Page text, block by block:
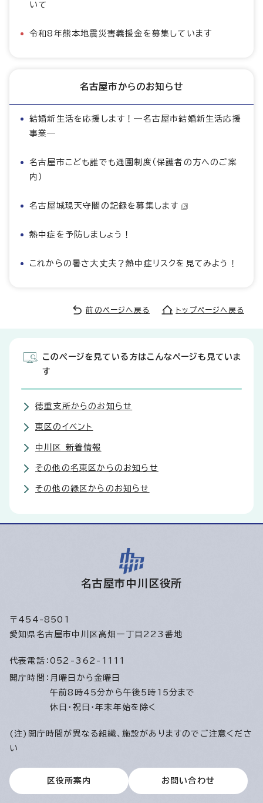
いて
令和8年熊本地震災害義援金を募集しています
名古屋市からのお知らせ
結婚新生活を応援します！―名古屋市結婚新生活応援
事業―
名古屋市こども誰でも通園制度（保護者の方へのご案
内）
名古屋城現天守閣の記録を募集します
熱中症を予防しましょう！
これからの暑さ大丈夫？熱中症リスクを見てみよう！
前のページへ戻る トップページへ戻る
このページを見ている方はこんなページも見ていま
す
徳重支所からのお知らせ
東区のイベント
中川区 新着情報
その他の名東区からのお知らせ
その他の緑区からのお知らせ
名古屋市中川区役所
〒454-8501
愛知県名古屋市中川区高畑一丁目223番地
代表電話： 052-362-1111
開庁時間： 月曜日から金曜日
午前8時45分から午後5時15分まで
休日・祝日・年末年始を除く
(注)開庁時間が異なる組織、施設がありますのでご注意くださ
い
区役所案内 お問い合わせ